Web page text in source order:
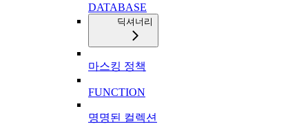
DATABASE
딕셔너리
마스킹 정책
FUNCTION
명명된 컬렉션